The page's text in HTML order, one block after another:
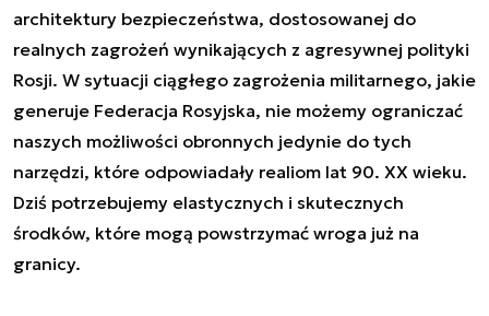
architektury bezpieczeństwa, dostosowanej do
realnych zagrożeń wynikających z agresywnej polityki
Rosji. W sytuacji ciągłego zagrożenia militarnego, jakie
generuje Federacja Rosyjska, nie możemy ograniczać
naszych możliwości obronnych jedynie do tych
narzędzi, które odpowiadały realiom lat 90. XX wieku.
Dziś potrzebujemy elastycznych i skutecznych
środków, które mogą powstrzymać wroga już na
granicy.